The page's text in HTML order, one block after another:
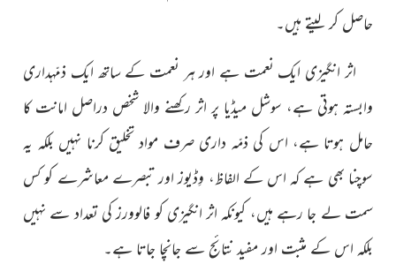
حاصل کر لیتے ہیں۔
اثر انگیزی ایک نعمت ہے اور ہر نعمت کے ساتھ ایک ذمّہداری
وابستہ ہوتی ہے، سوشل میڈیا پر اثر رکھنے والا شخص دراصل امانت کا
حامل ہوتا ہے، اس کی ذمّہ داری صرف مواد تخلیق کرنا نہیں بلکہ یہ
سوچنا بھی ہے کہ اس کے الفاظ، وِڈیوز اور تبصرے معاشرے کو کس
سمت لے جا رہے ہیں، کیونکہ اثر انگیزی کو فالوورز کی تعداد سے نہیں
بلکہ اس کے مثبت اور مفید نتائج سے جانچا جاتا ہے۔